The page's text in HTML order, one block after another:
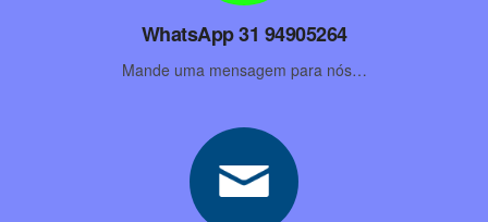
WhatsApp 31 94905264
Mande uma mensagem para nós…